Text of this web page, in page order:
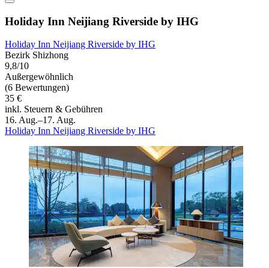
Holiday Inn Neijiang Riverside by IHG
Holiday Inn Neijiang Riverside by IHG
Bezirk Shizhong
9,8/10
Außergewöhnlich
(6 Bewertungen)
35 €
inkl. Steuern & Gebühren
16. Aug.–17. Aug.
Holiday Inn Neijiang Riverside by IHG